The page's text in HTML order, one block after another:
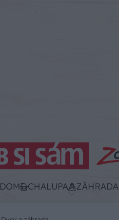
DOM CHALUPA ZÁHRADA